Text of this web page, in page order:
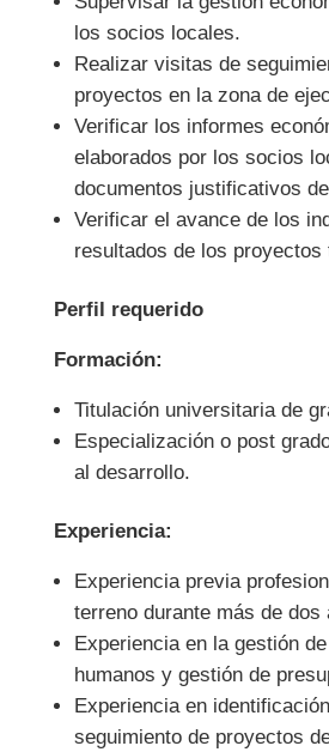
los socios locales.
Realizar visitas de
proyectos en la zona de
Verificar los informes
elaborados por los socios
documentos justificativos
Verificar el avance de los
resultados de los proyectos
Perfil requerido
Formación:
Titulación universitaria de
Especialización o post
al desarrollo.
Experiencia:
Experiencia previa
terreno durante más de dos
Experiencia en la gestión
humanos y gestión de
Experiencia en
seguimiento de proyectos